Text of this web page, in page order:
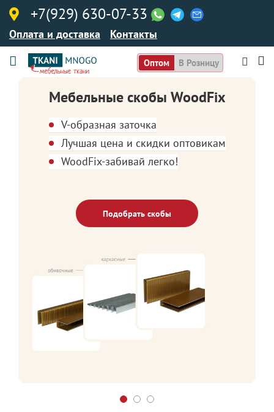
+7(929) 630-07-33
Оплата и доставка Контакты
Оптом В Розницу
Мебельные скобы WoodFix
V-образная заточка
Лучшая цена и скидки оптовикам
WoodFix-забивай легко!
Подобрать скобы